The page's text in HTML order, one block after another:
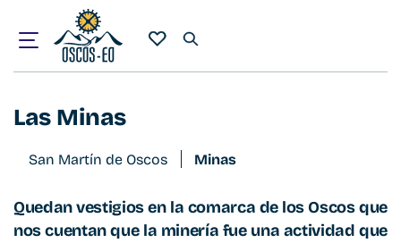
¿Qué visitar?
Las Minas
San Martín de Oscos Minas
Quedan vestigios en la comarca de los Oscos que
nos cuentan que la minería fue una actividad que